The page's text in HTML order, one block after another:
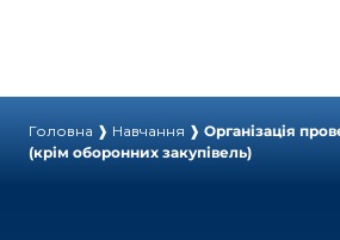
Головна ❱ Навчання ❱ Організація
(крім оборонних закупівель)